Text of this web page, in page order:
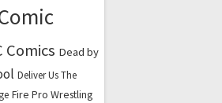
Comics Dead by
Deliver Us The
Fire Pro Wrestling